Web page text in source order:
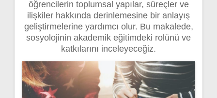
öğrencilerin toplumsal yapılar, süreçler ve
ilişkiler hakkında derinlemesine bir anlayış
geliştirmelerine yardımcı olur. Bu makalede,
sosyolojinin akademik eğitimdeki rolünü ve
katkılarını inceleyeceğiz.